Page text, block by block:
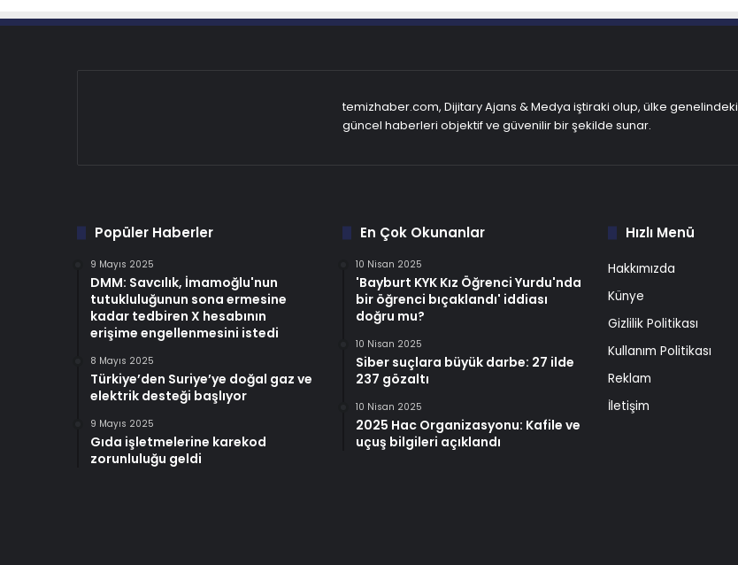
temizhaber.com, Dijitary Ajans & Medya iştiraki olup, ülke genelindeki
güncel haberleri objektif ve güvenilir bir şekilde sunar.
Popüler Haberler
9 Mayıs 2025
DMM: Savcılık, İmamoğlu'nun
tutukluluğunun sona ermesine
kadar tedbiren X hesabının
erişime engellenmesini istedi
8 Mayıs 2025
Türkiye’den Suriye’ye doğal gaz ve
elektrik desteği başlıyor
9 Mayıs 2025
Gıda işletmelerine karekod
zorunluluğu geldi
En Çok Okunanlar
10 Nisan 2025
'Bayburt KYK Kız Öğrenci Yurdu'nda
bir öğrenci bıçaklandı' iddiası
doğru mu?
10 Nisan 2025
Siber suçlara büyük darbe: 27 ilde
237 gözaltı
10 Nisan 2025
2025 Hac Organizasyonu: Kafile ve
uçuş bilgileri açıklandı
Hızlı Menü
Hakkımızda
Künye
Gizlilik Politikası
Kullanım Politikası
Reklam
İletişim